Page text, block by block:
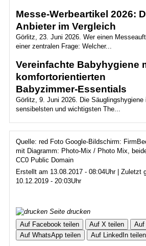
Messe-Werbeartikel 2026:
Anbieter im Vergleich
Görlitz, 23. Juni 2026. Wer einen
einer zentralen Frage: Welcher...
Vereinfachte Babyhygiene
komfortorientierten
Babyzimmer‑Essentials
Görlitz, 9. Juni 2026. Die Säuglingshygiene
sensibelsten und wichtigsten The...
Quelle: red Foto Google-Bildschirm:
mit Diagramm: Photo-Mix / Photo Mix,
CC0 Public Domain
Erstellt am 13.08.2017 - 08:04Uhr | Zuletzt
10.12.2019 - 20:03Uhr
Seite drucken
Auf Facebook teilen
Auf X teilen
Auf
Auf WhatsApp teilen
Auf LinkedIn teilen